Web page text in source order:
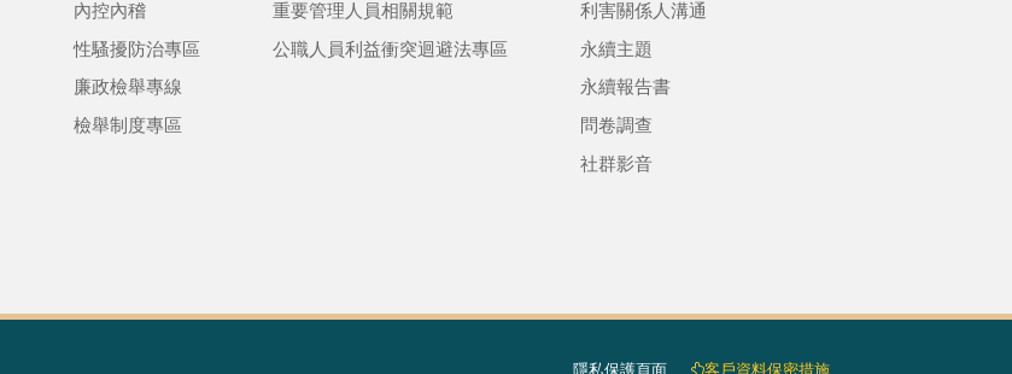
內控內稽
性騷擾防治專區
廉政檢舉專線
檢舉制度專區
重要管理人員相關規範
公職人員利益衝突迴避法專區
利害關係人溝通
永續主題
永續報告書
問卷調查
社群影音
隱私保護頁面​ 客戶資料保密措施